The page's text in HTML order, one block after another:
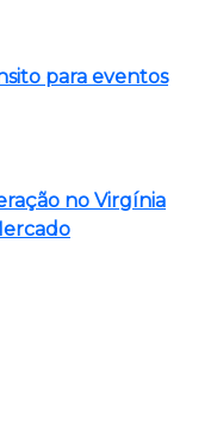
para eventos
no Virgínia